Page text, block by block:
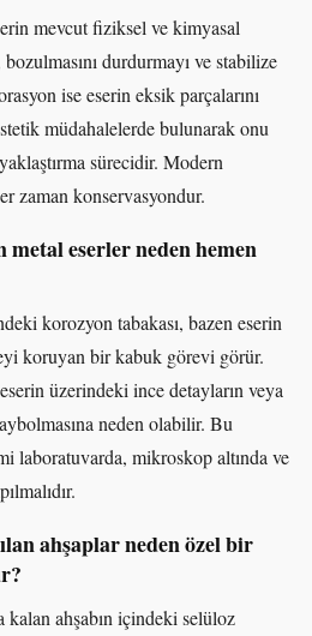
mevcut fiziksel ve kimyasal
durdurmayı ve stabilize
ise eserin eksik parçalarını
müdahalelerde bulunarak onu
sürecidir. Modern
zaman konservasyondur.
metal eserler neden hemen
korozyon tabakası, bazen eserin
koruyan bir kabuk görevi görür.
üzerindeki ince detayların veya
neden olabilir. Bu
laboratuvarda, mikroskop altında ve
ahşaplar neden özel bir
kalan ahşabın içindeki selüloz